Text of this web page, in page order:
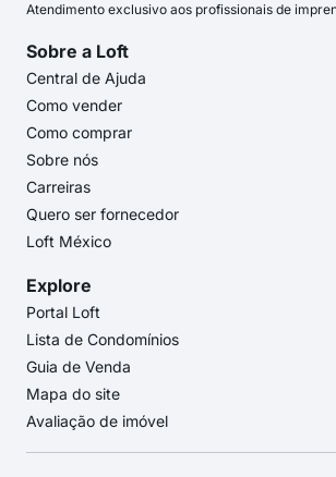
Atendimento exclusivo aos profissionais de
Sobre a Loft
Central de Ajuda
Como vender
Como comprar
Sobre nós
Carreiras
Quero ser fornecedor
Loft México
Explore
Portal Loft
Lista de Condomínios
Guia de Venda
Mapa do site
Avaliação de imóvel